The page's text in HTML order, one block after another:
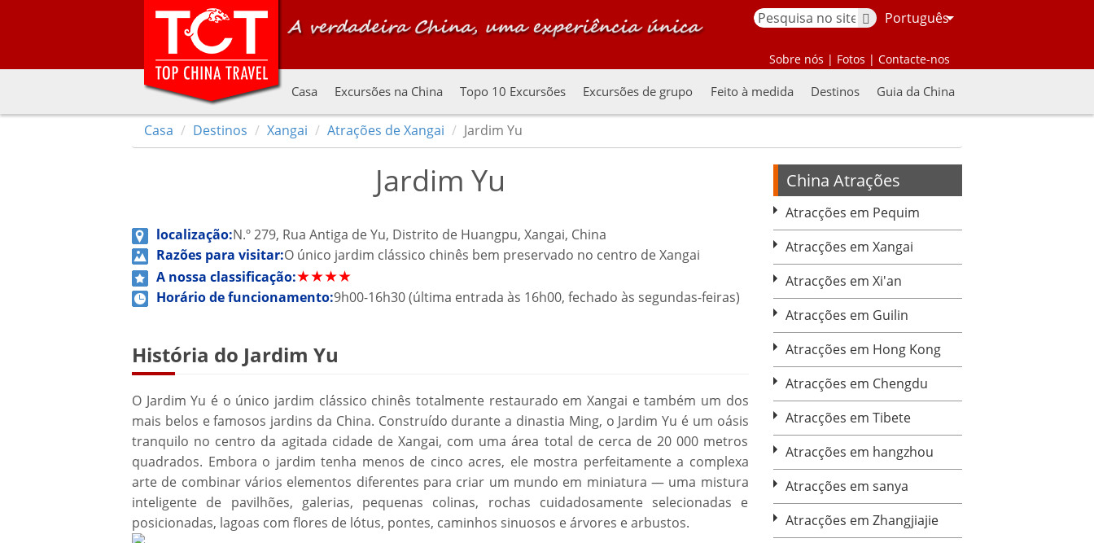
Português
Sobre nós | Fotos | Contacte-nos
Casa Excursões na China Topo 10 Excursões Excursões de grupo Feito à medida Destinos Guia da China
Casa Destinos Xangai Atrações de Xangai Jardim Yu
Jardim Yu
localização:N.º 279, Rua Antiga de Yu, Distrito de Huangpu, Xangai, China
Razões para visitar:O único jardim clássico chinês bem preservado no centro de Xangai
A nossa classificação:★★★★
Horário de funcionamento:9h00-16h30 (última entrada às 16h00, fechado às segundas-feiras)
História do Jardim Yu
O Jardim Yu é o único jardim clássico chinês totalmente restaurado em Xangai e também um dos
mais belos e famosos jardins da China. Construído durante a dinastia Ming, o Jardim Yu é um oásis
tranquilo no centro da agitada cidade de Xangai, com uma área total de cerca de 20 000 metros
quadrados. Embora o jardim tenha menos de cinco acres, ele mostra perfeitamente a complexa
arte de combinar vários elementos diferentes para criar um mundo em miniatura — uma mistura
inteligente de pavilhões, galerias, pequenas colinas, rochas cuidadosamente selecionadas e
posicionadas, lagoas com flores de lótus, pontes, caminhos sinuosos e árvores e arbustos.
China Atrações
Atracções em Pequim
Atracções em Xangai
Atracções em Xi'an
Atracções em Guilin
Atracções em Hong Kong
Atracções em Chengdu
Atracções em Tibete
Atracções em hangzhou
Atracções em sanya
Atracções em Zhangjiajie